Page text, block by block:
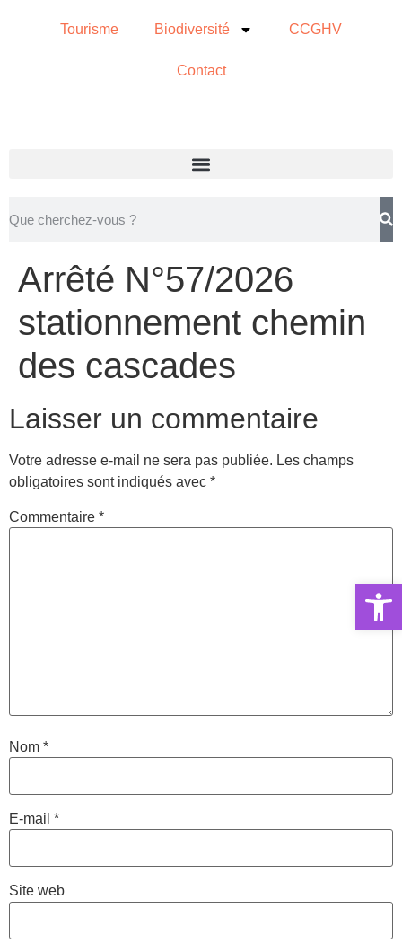
Tourisme Biodiversité CCGHV
Contact
Arrêté N°57/2026
stationnement chemin
des cascades
Laisser un commentaire
Votre adresse e-mail ne sera pas publiée. Les champs
obligatoires sont indiqués avec *
Commentaire *
Nom *
E-mail *
Site web
Ouvrir